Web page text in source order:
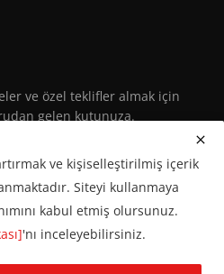
ve özel teklifler almak için
gelen kutunuza.
Abone Ol
ve kişiselleştirilmiş içerik
Siteyi kullanmaya
kabul etmiş olursunuz.
'nı inceleyebilirsiniz.